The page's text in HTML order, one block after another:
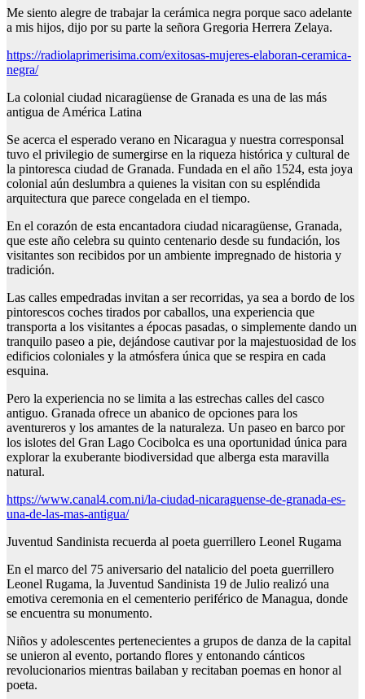
Me siento alegre de trabajar la cerámica negra porque saco adelante
a mis hijos, dijo por su parte la señora Gregoria Herrera Zelaya.
https://radiolaprimerisima.com/exitosas-mujeres-elaboran-ceramica-
negra/
La colonial ciudad nicaragüense de Granada es una de las más
antigua de América Latina
Se acerca el esperado verano en Nicaragua y nuestra corresponsal
tuvo el privilegio de sumergirse en la riqueza histórica y cultural de
la pintoresca ciudad de Granada. Fundada en el año 1524, esta joya
colonial aún deslumbra a quienes la visitan con su espléndida
arquitectura que parece congelada en el tiempo.
En el corazón de esta encantadora ciudad nicaragüense, Granada,
que este año celebra su quinto centenario desde su fundación, los
visitantes son recibidos por un ambiente impregnado de historia y
tradición.
Las calles empedradas invitan a ser recorridas, ya sea a bordo de los
pintorescos coches tirados por caballos, una experiencia que
transporta a los visitantes a épocas pasadas, o simplemente dando un
tranquilo paseo a pie, dejándose cautivar por la majestuosidad de los
edificios coloniales y la atmósfera única que se respira en cada
esquina.
Pero la experiencia no se limita a las estrechas calles del casco
antiguo. Granada ofrece un abanico de opciones para los
aventureros y los amantes de la naturaleza. Un paseo en barco por
los islotes del Gran Lago Cocibolca es una oportunidad única para
explorar la exuberante biodiversidad que alberga esta maravilla
natural.
https://www.canal4.com.ni/la-ciudad-nicaraguense-de-granada-es-
una-de-las-mas-antigua/
Juventud Sandinista recuerda al poeta guerrillero Leonel Rugama
En el marco del 75 aniversario del natalicio del poeta guerrillero
Leonel Rugama, la Juventud Sandinista 19 de Julio realizó una
emotiva ceremonia en el cementerio periférico de Managua, donde
se encuentra su monumento.
Niños y adolescentes pertenecientes a grupos de danza de la capital
se unieron al evento, portando flores y entonando cánticos
revolucionarios mientras bailaban y recitaban poemas en honor al
poeta.